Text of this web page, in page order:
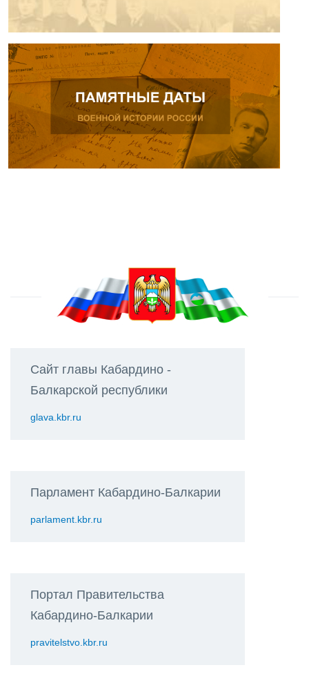
Сайт главы Кабардино -
Балкарской республики
glava.kbr.ru
Парламент Кабардино-Балкарии
parlament.kbr.ru
Портал Правительства
Кабардино-Балкарии
pravitelstvo.kbr.ru